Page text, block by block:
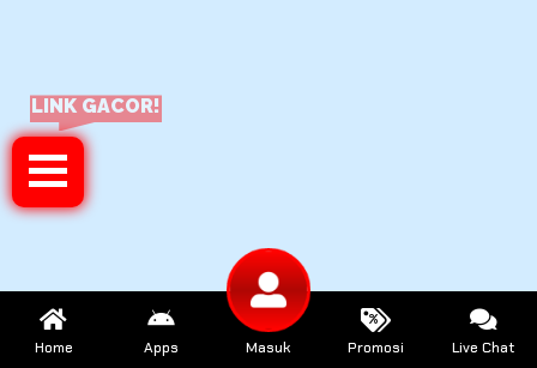
Home Apps Masuk Promosi Live Chat
LINK GACOR!